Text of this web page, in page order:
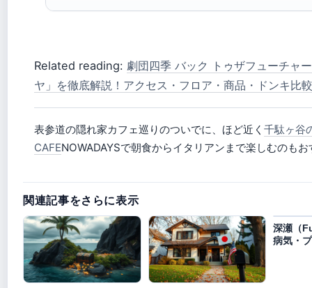
Related reading: 劇団四季 バック トゥザフューチャ
ヤ」を徹底解説！アクセス・フロア・商品・ドンキ比較
表参道の隠れ家カフェ巡りのついでに、ほど近く 千駄ヶ谷
CAFENOWADAYSで朝食からイタリアンまで楽しむのも
関連記事をさらに表示
深瀬（
病気・